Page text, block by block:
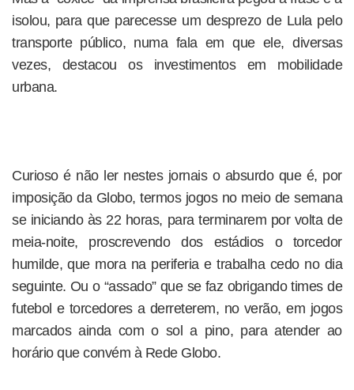
isolou, para que parecesse um desprezo de Lula pelo
transporte público, numa fala em que ele, diversas
vezes, destacou os investimentos em mobilidade
urbana.
Curioso é não ler nestes jornais o absurdo que é, por
imposição da Globo, termos jogos no meio de semana
se iniciando às 22 horas, para terminarem por volta de
meia-noite, proscrevendo dos estádios o torcedor
humilde, que mora na periferia e trabalha cedo no dia
seguinte. Ou o “assado” que se faz obrigando times de
futebol e torcedores a derreterem, no verão, em jogos
marcados ainda com o sol a pino, para atender ao
horário que convém à Rede Globo.